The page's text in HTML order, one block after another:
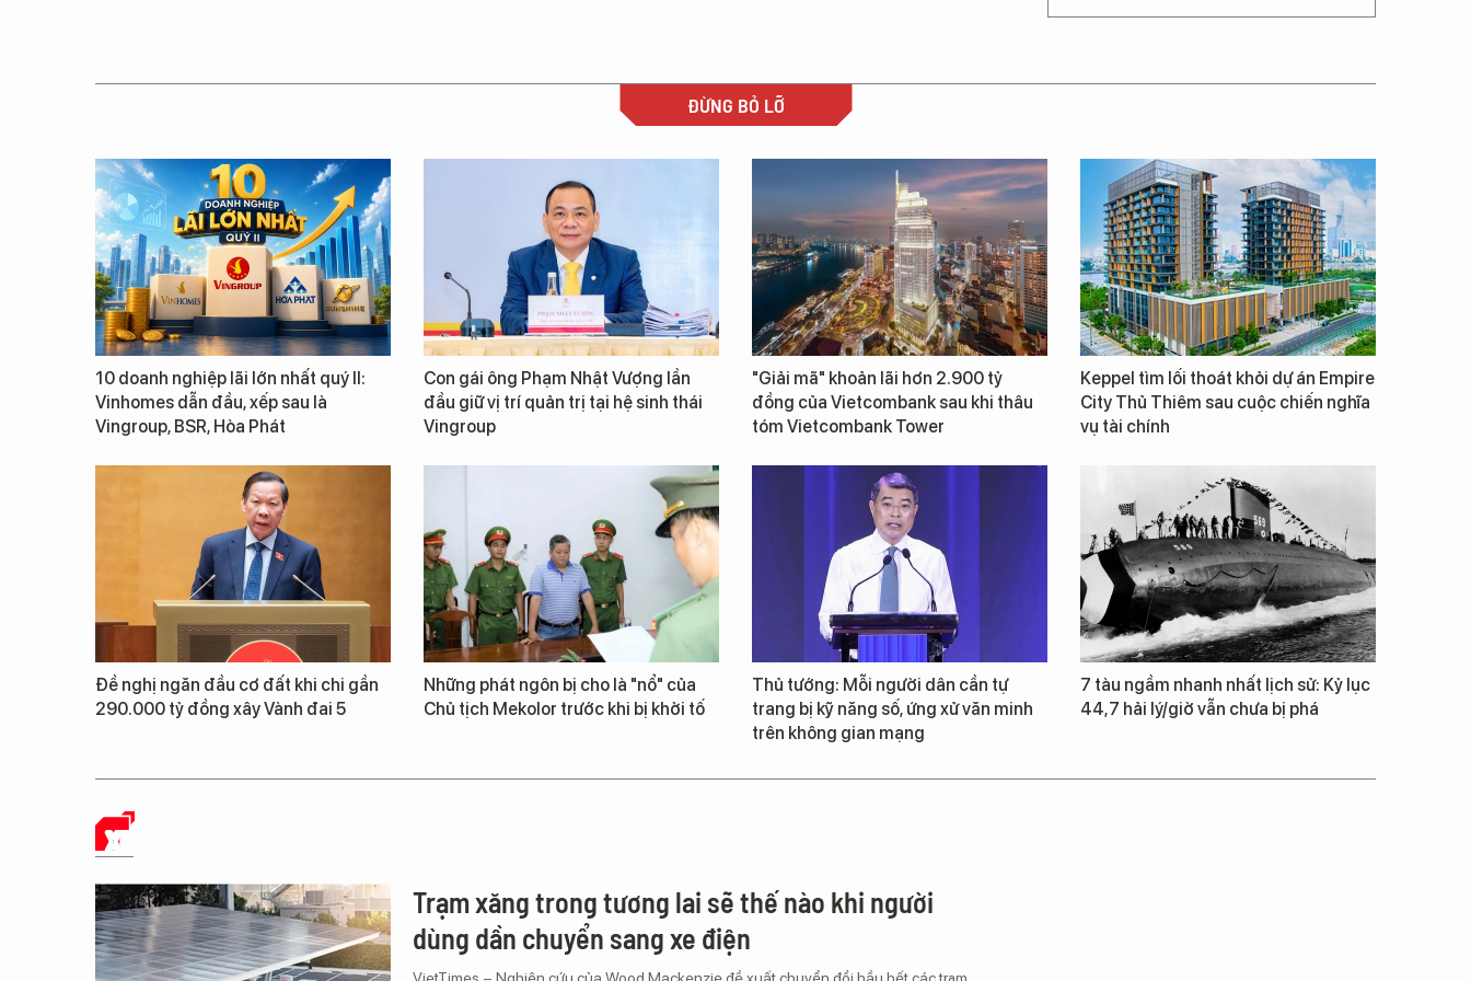
ĐỪNG BỎ LỠ
10 doanh nghiệp lãi lớn nhất quý II:
Vinhomes dẫn đầu, xếp sau là
Vingroup, BSR, Hòa Phát
Con gái ông Phạm Nhật Vượng lần
đầu giữ vị trí quản trị tại hệ sinh thái
Vingroup
"Giải mã" khoản lãi hơn 2.900 tỷ
đồng của Vietcombank sau khi thâu
tóm Vietcombank Tower
Keppel tìm lối thoát khỏi dự án Empire
City Thủ Thiêm sau cuộc chiến nghĩa
vụ tài chính
Đề nghị ngăn đầu cơ đất khi chi gần
290.000 tỷ đồng xây Vành đai 5
Những phát ngôn bị cho là "nổ" của
Chủ tịch Mekolor trước khi bị khởi tố
Thủ tướng: Mỗi người dân cần tự
trang bị kỹ năng số, ứng xử văn minh
trên không gian mạng
7 tàu ngầm nhanh nhất lịch sử: Kỷ lục
44,7 hải lý/giờ vẫn chưa bị phá
XE
Trạm xăng trong tương lai sẽ thế nào khi người
dùng dần chuyển sang xe điện